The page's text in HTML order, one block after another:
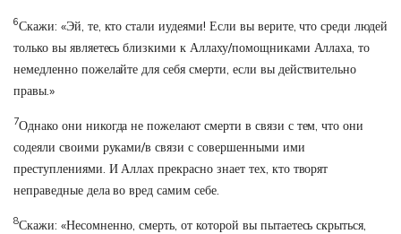
6Скажи: «Эй, те, кто стали иудеями! Если вы верите, что среди людей
только вы являетесь близкими к Аллаху/помощниками Аллаха, то
немедленно пожелайте для себя смерти, если вы действительно
правы.»
7Однако они никогда не пожелают смерти в связи с тем, что они
содеяли своими руками/в связи с совершенными ими
преступлениями. И Аллах прекрасно знает тех, кто творят
неправедные дела во вред самим себе.
8Скажи: «Несомненно, смерть, от которой вы пытаетесь скрыться,